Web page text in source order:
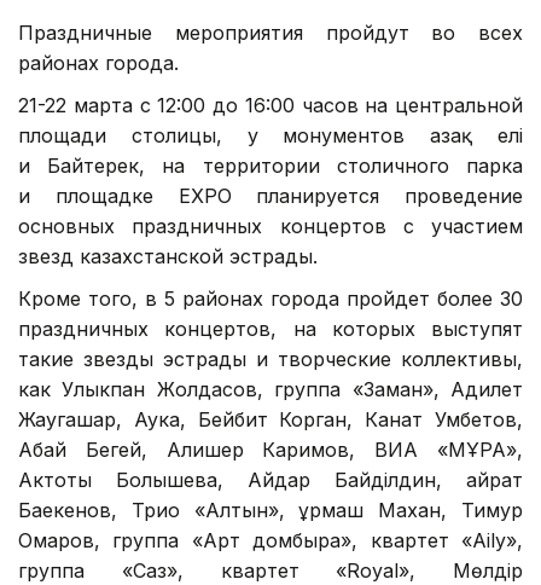
Праздничные мероприятия пройдут во всех
районах города.
21-22 марта с 12:00 до 16:00 часов на центральной
площади столицы, у монументов Қазақ елі
и Байтерек, на территории столичного парка
и площадке EXPO планируется проведение
основных праздничных концертов с участием
звезд казахстанской эстрады.
Кроме того, в 5 районах города пройдет более 30
праздничных концертов, на которых выступят
такие звезды эстрады и творческие коллективы,
как Улыкпан Жолдасов, группа «Заман», Адилет
Жаугашар, Аука, Бейбит Корган, Канат Умбетов,
Абай Бегей, Алишер Каримов, ВИА «МҰРА»,
Актоты Болышева, Айдар Байділдин, Қайрат
Баекенов, Трио «Алтын», Құрмаш Махан, Тимур
Омаров, группа «Арт домбыра», квартет «Aily»,
группа «Саз», квартет «Royal», Мөлдір